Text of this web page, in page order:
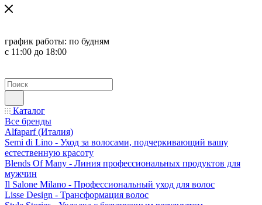
график работы: по будням
с 11:00 до 18:00
Каталог
Все бренды
Alfaparf (Италия)
Semi di Lino - Уход за волосами, подчеркивающий вашу
естественную красоту
Blends Of Many - Линия профессиональных продуктов для
мужчин
Il Salone Milano - Профессиональный уход для волос
Lisse Design - Трансформация волос